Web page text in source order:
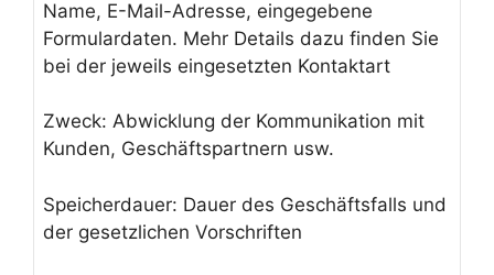
Name, E-Mail-Adresse, eingegebene
Formulardaten. Mehr Details dazu finden Sie
bei der jeweils eingesetzten Kontaktart
Zweck: Abwicklung der Kommunikation mit
Kunden, Geschäftspartnern usw.
Speicherdauer: Dauer des Geschäftsfalls und
der gesetzlichen Vorschriften